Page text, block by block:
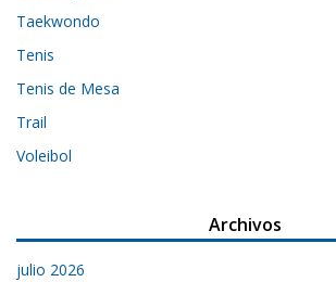
Taekwondo
Tenis
Tenis de Mesa
Trail
Voleibol
Archivos
julio 2026